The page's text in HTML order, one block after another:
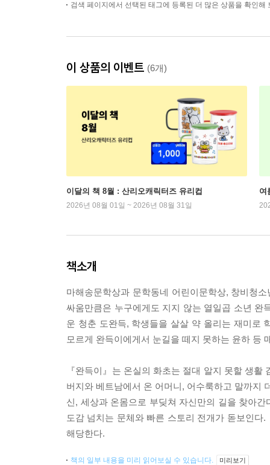
검색 페이지에서 선택된 태그에 등록된 더 많은 상품을 확인해
이 상품의 이벤트 (6개)
이달의 책 8월 : 산리오캐릭터즈 유리컵
2026년 08월 01일 ~ 2026년 08월 31일
여
책소개
마해송문학상과 문학동네 어린이문학상, 창비청
싸움만큼은 누구에게도 지지 않는 열일곱 소년 완
운 청춘 도완득, 학생들을 살살 약 올리는 재미로
모르게 완득이에게서 눈길을 떼지 못하는 윤하 등
『완득이』는 온실의 화초는 절대 알지 못할 생
버지와 베트남에서 온 어머니, 어수룩하고 말까지
신, 세상과 온몸으로 부딪쳐 자신만의 길을 찾아
도감 넘치는 문체와 빠른 스토리 전개가 돋보인
해당한다.
책의 일부 내용을 미리 읽어보실 수 있습니다. 미리보기